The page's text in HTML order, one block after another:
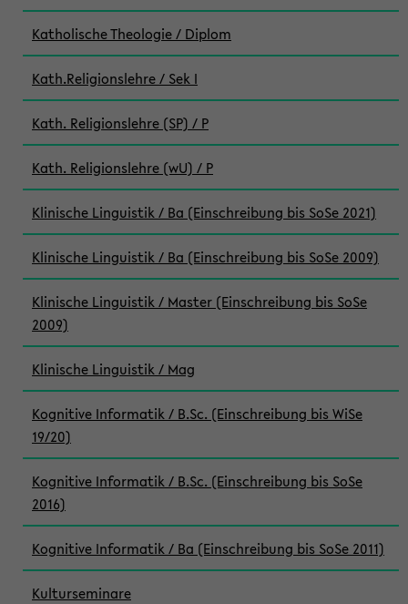
Katholische Theologie / Diplom
Kath.Religionslehre / Sek I
Kath. Religionslehre (SP) / P
Kath. Religionslehre (wU) / P
Klinische Linguistik / Ba (Einschreibung bis SoSe 2021)
Klinische Linguistik / Ba (Einschreibung bis SoSe 2009)
Klinische Linguistik / Master (Einschreibung bis SoSe
2009)
Klinische Linguistik / Mag
Kognitive Informatik / B.Sc. (Einschreibung bis WiSe
19/20)
Kognitive Informatik / B.Sc. (Einschreibung bis SoSe
2016)
Kognitive Informatik / Ba (Einschreibung bis SoSe 2011)
Kulturseminare